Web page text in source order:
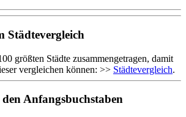
Städtevergleich
größten Städte zusammengetragen, damit
vergleichen können: >> Städtevergleich.
Anfangsbuchstaben